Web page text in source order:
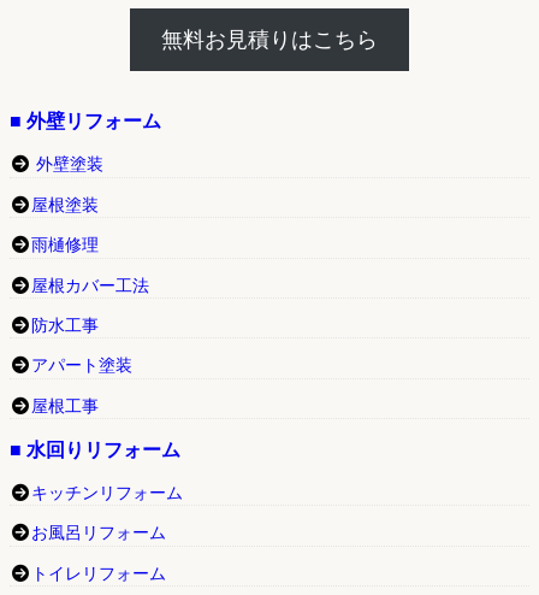
無料お見積りはこちら
■ 外壁リフォーム
外壁塗装
屋根塗装
雨樋修理
屋根カバー工法
防水工事
アパート塗装
屋根工事
■ 水回りリフォーム
キッチンリフォーム
お風呂リフォーム
トイレリフォーム